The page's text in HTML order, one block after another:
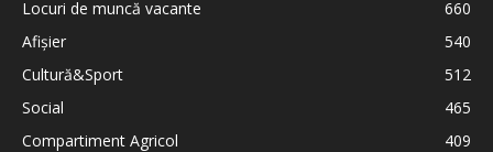
Locuri de muncă vacante
660
Afișier
540
Cultură&Sport
512
Social
465
Compartiment Agricol
409